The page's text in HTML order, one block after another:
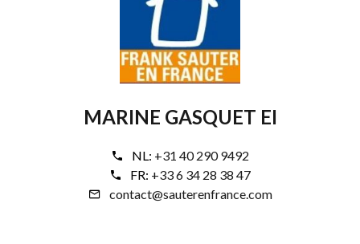
MARINE GASQUET EI
NL: +31 40 290 9492
FR: +33 6 34 28 38 47
contact@sauterenfrance.com